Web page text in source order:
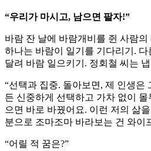
“우리가 마시고, 남으면 팔자!”
바람 잔 날에 바람개비를 쥔 사람
하나는 바람이 일기를 기다리기.
달려 바람 일으키기. 정회철 씨는
“선택과 집중. 돌아보면, 제 인생은
든 신중하게 선택하고 가차 없이
으면 바로 바꿨어요. 이런 저의 삶
분으로 조마조마 바라보는 건 와이
“어릴 적 꿈은?”